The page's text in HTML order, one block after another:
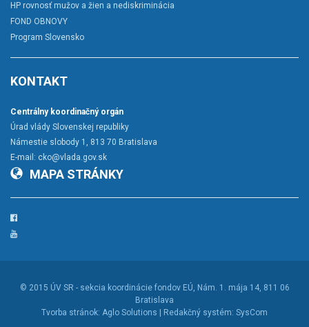
HP rovnosť mužov a žien a nediskriminácia
FOND OBNOVY
Program Slovensko
KONTAKT
Centrálny koordinačný orgán
Úrad vlády Slovenskej republiky
Námestie slobody 1, 813 70 Bratislava
E-mail: cko@vlada.gov.sk
MAPA STRÁNKY
Facebook
YouTube
© 2015 ÚV SR - sekcia koordinácie fondov EÚ, Nám. 1. mája 14, 811 06
Bratislava
Tvorba stránok: Aglo Solutions | Redakčný systém: SysCom